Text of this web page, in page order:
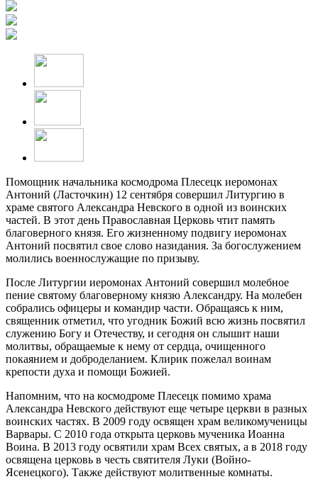
Помощник начальника космодрома Плесецк иеромонах
Антоний (Ласточкин) 12 сентября совершил Литургию в
храме святого Александра Невского в одной из воинских
частей. В этот день Православная Церковь чтит память
благоверного князя. Его жизненному подвигу иеромонах
Антоний посвятил свое слово назидания. За богослужением
молились военнослужащие по призыву.
После Литургии иеромонах Антоний совершил молебное
пение святому благоверному князю Александру. На молебен
собрались офицеры и командир части. Обращаясь к ним,
священник отметил, что угодник Божий всю жизнь посвятил
служению Богу и Отечеству, и сегодня он слышит наши
молитвы, обращаемые к нему от сердца, очищенного
покаянием и доброделанием. Клирик пожелал воинам
крепости духа и помощи Божией.
Напомним, что на космодроме Плесецк помимо храма
Александра Невского действуют еще четыре церкви в разных
воинских частях. В 2009 году освящен храм великомученицы
Варвары. С 2010 года открыта церковь мученика Иоанна
Воина. В 2013 году освятили храм Всех святых, а в 2018 году
освящена церковь в честь святителя Луки (Войно-
Ясенецкого). Также действуют молитвенные комнаты.